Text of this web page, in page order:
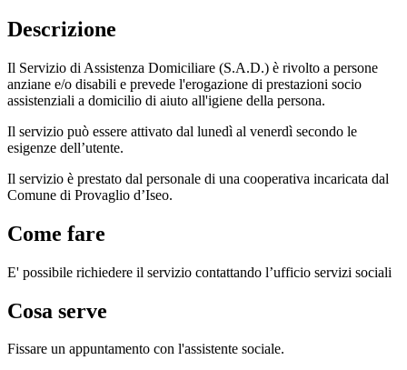
Descrizione
Il Servizio di Assistenza Domiciliare (S.A.D.) è rivolto a persone
anziane e/o disabili e prevede l'erogazione di prestazioni socio
assistenziali a domicilio di aiuto all'igiene della persona.
Il servizio può essere attivato dal lunedì al venerdì secondo le
esigenze dell’utente.
Il servizio è prestato dal personale di una cooperativa incaricata dal
Comune di Provaglio d’Iseo.
Come fare
E' possibile richiedere il servizio contattando l’ufficio servizi sociali
Cosa serve
Fissare un appuntamento con l'assistente sociale.